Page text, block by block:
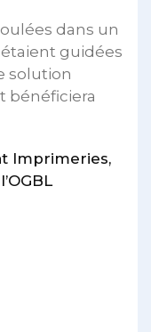
dans un
guidées
solution
bénéficiera
Imprimeries,